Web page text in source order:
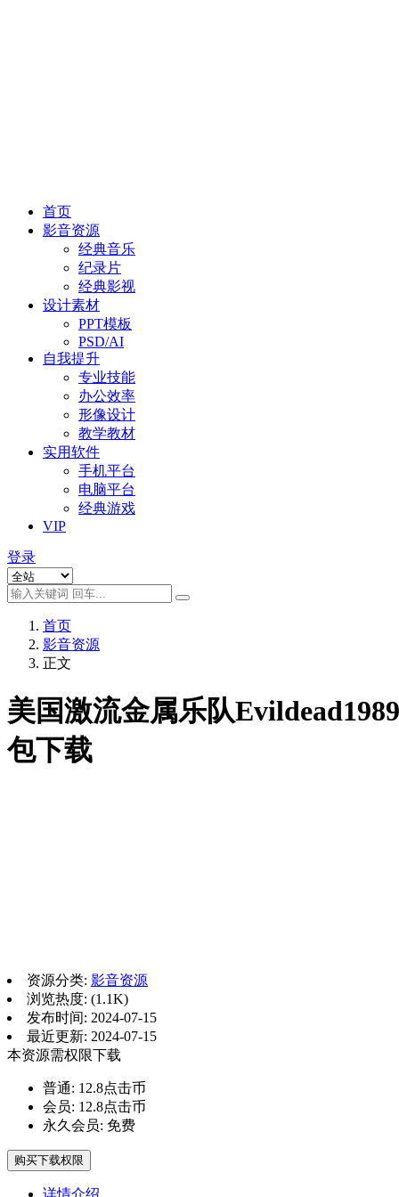
首页
影音资源
经典音乐
纪录片
经典影视
设计素材
PPT模板
PSD/AI
自我提升
专业技能
办公效率
形像设计
教学教材
实用软件
手机平台
电脑平台
经典游戏
VIP
登录
首页
影音资源
正文
美国激流金属乐队
包下载
资源分类: 影音资源
浏览热度: (1.1K)
发布时间: 2024-07-15
最近更新: 2024-07-15
本资源需权限下载
普通: 12.8点击币
会员: 12.8点击币
永久会员: 免费
购买下载权限
详情介绍